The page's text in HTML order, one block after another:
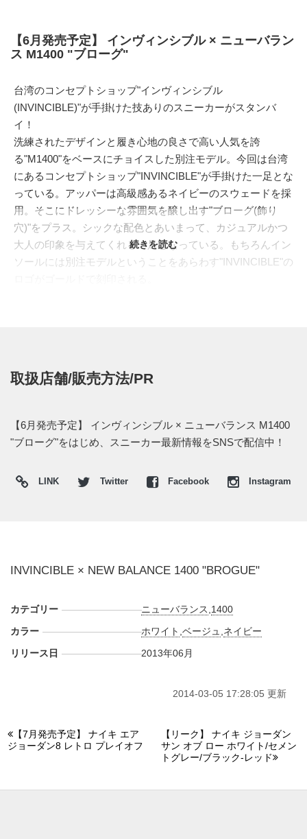
【6月発売予定】 インヴィンシブル × ニューバラン
ス M1400 "ブローグ"
台湾のコンセプトショップ"インヴィンシブル
(INVINCIBLE)"が手掛けた技ありのスニーカーがスタンバ
イ！
洗練されたデザインと履き心地の良さで高い人気を誇
る"M1400"をベースにチョイスした別注モデル。今回は台湾
にあるコンセプトショップ"INVINCIBLE"が手掛けた一足とな
っている。アッパーは高級感あるネイビーのスウェードを採
用。そこにドレッシーな雰囲気を醸し出す"ブローグ(飾り
穴)"をプラス。シックな配色とあいまって、カジュアルかつ
大人の印象を与えてくれる一足となっている。もちろんイン
ソールには別注モデルということをあらわす"INVINCIBLE"の
続きを読む
取扱店舗/販売方法/PR
【6月発売予定】 インヴィンシブル × ニューバランス M1400
"ブローグ"をはじめ、スニーカー最新情報をSNSで配信中！
LINK Twitter Facebook Instagram
INVINCIBLE × NEW BALANCE 1400 "BROGUE"
カテゴリー ニューバランス 1400
カラー
ホワイト ,ベージュ ネイビー
リリース日
2013年06月
2014-03-05 17:28:05 更新
【7月発売予定】 ナイキ エア
ジョーダン8 レトロ プレイオフ
【リーク】 ナイキ ジョーダン
サン オブ ロー ホワイト/セメン
トグレー/ブラック-レッド